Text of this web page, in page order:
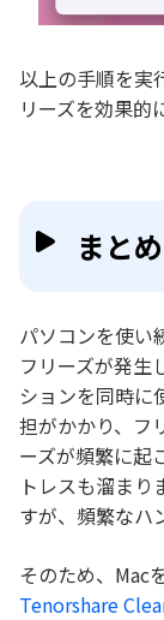
以上の手順を実
リーズを効果的
まとめ
パソコンを使い
フリーズが発生
ションを同時に
担がかかり、フ
ーズが頻繁に起
トレスも溜ま
すが、頻繁なハ
そのため、Mac
Tenorshare